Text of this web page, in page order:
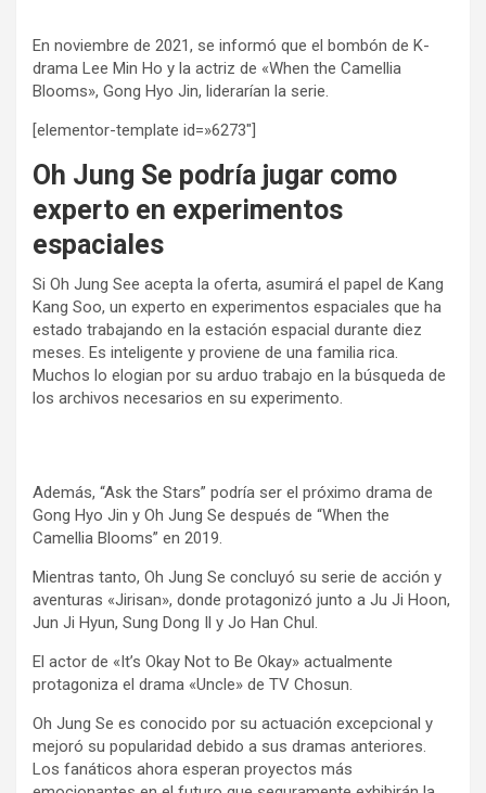
En noviembre de 2021, se informó que el bombón de K-
drama Lee Min Ho y la actriz de «When the Camellia
Blooms», Gong Hyo Jin, liderarían la serie.
[elementor-template id=»6273″]
Oh Jung Se podría jugar como
experto en experimentos
espaciales
Si Oh Jung See acepta la oferta, asumirá el papel de Kang
Kang Soo, un experto en experimentos espaciales que ha
estado trabajando en la estación espacial durante diez
meses. Es inteligente y proviene de una familia rica.
Muchos lo elogian por su arduo trabajo en la búsqueda de
los archivos necesarios en su experimento.
Además, “Ask the Stars” podría ser el próximo drama de
Gong Hyo Jin y Oh Jung Se después de “When the
Camellia Blooms” en 2019.
Mientras tanto, Oh Jung Se concluyó su serie de acción y
aventuras «Jirisan», donde protagonizó junto a Ju Ji Hoon,
Jun Ji Hyun, Sung Dong Il y Jo Han Chul.
El actor de «It’s Okay Not to Be Okay» actualmente
protagoniza el drama «Uncle» de TV Chosun.
Oh Jung Se es conocido por su actuación excepcional y
mejoró su popularidad debido a sus dramas anteriores.
Los fanáticos ahora esperan proyectos más